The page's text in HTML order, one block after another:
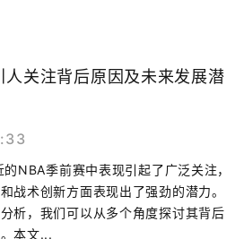
人关注背后原因及未来发展潜
NBA季前赛中表现引起了广泛关注，
战术创新方面表现出了强劲的潜力。
析，我们可以从多个角度探讨其背后
本文...